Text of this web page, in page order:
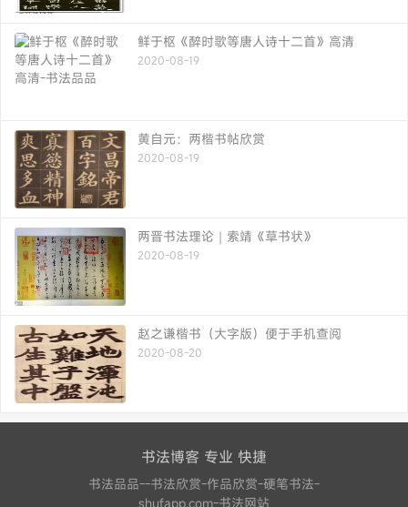
鲜于枢《醉时歌等唐人诗十二首》高清
2020-08-19
黄自元：两楷书帖欣赏
2020-08-19
两晋书法理论｜索靖《草书状》
2020-08-19
赵之谦楷书（大字版）便于手机查阅
2020-08-20
书法博客 专业 快捷
书法品品--书法欣赏-作品欣赏-硬笔书法-
shufapp.com-书法网站